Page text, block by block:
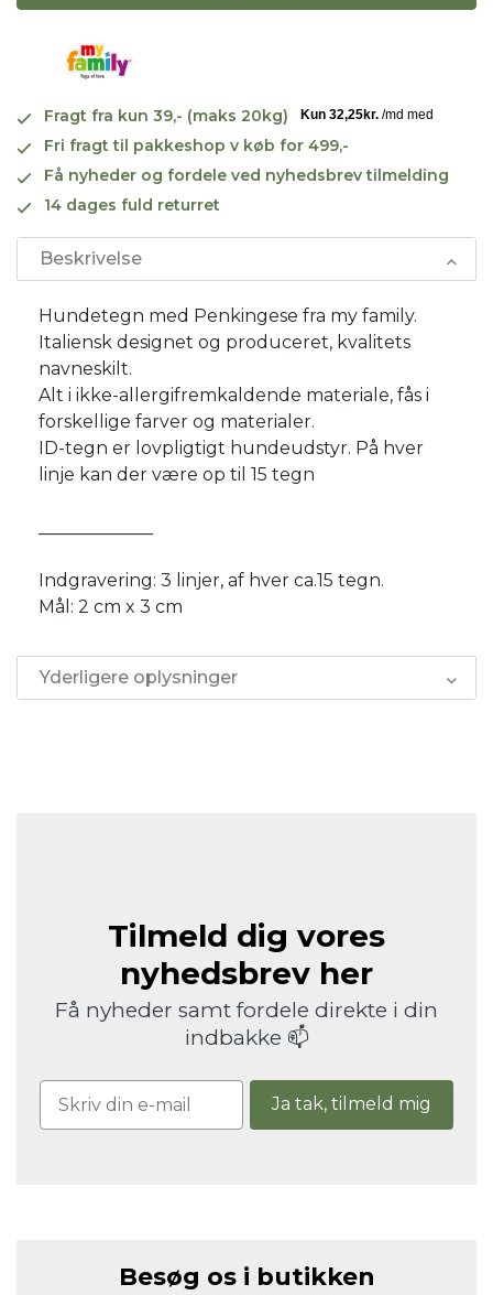
Fragt fra kun 39,- (maks 20kg)
Fri fragt til pakkeshop v køb for 499,-
Få nyheder og fordele ved nyhedsbrev tilmelding
14 dages fuld returret
Beskrivelse
Hundetegn med Penkingese fra my family.
Italiensk designet og produceret, kvalitets
navneskilt.
Alt i ikke-allergifremkaldende materiale, fås i
forskellige farver og materialer.
ID-tegn er lovpligtigt hundeudstyr. På hver
linje kan der være op til 15 tegn
Indgravering: 3 linjer, af hver ca.15 tegn.
Mål: 2 cm x 3 cm
Yderligere oplysninger
Tilmeld dig vores
nyhedsbrev her
Få nyheder samt fordele direkte i din
indbakke 📫
Ja tak, tilmeld mig
Besøg os i butikken